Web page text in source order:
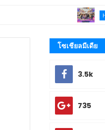
HIGHLIGHT
โซเชียลมีเดีย
3.5k
735